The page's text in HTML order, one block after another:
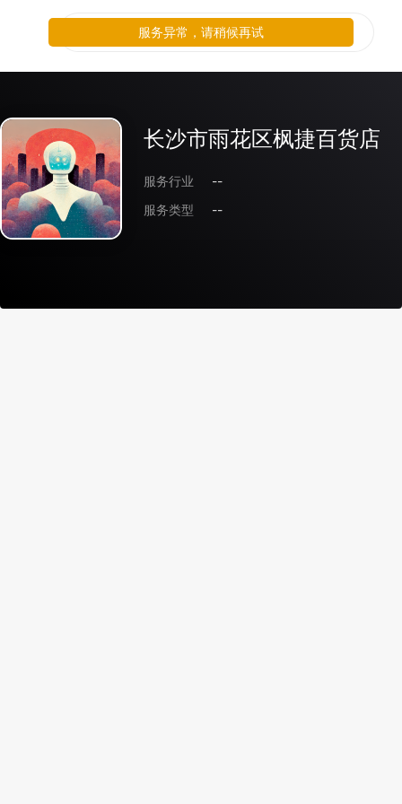
长沙市雨花区枫捷百货店
服务行业
--
服务类型
--
服务异常，请稍候再试